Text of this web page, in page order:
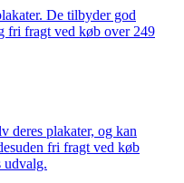
De tilbyder god
fri fragt ved køb over 249
deres plakater, og kan
fri fragt ved køb
udvalg.